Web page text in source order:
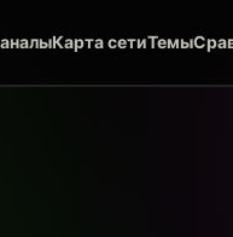
Карта сетиТемы